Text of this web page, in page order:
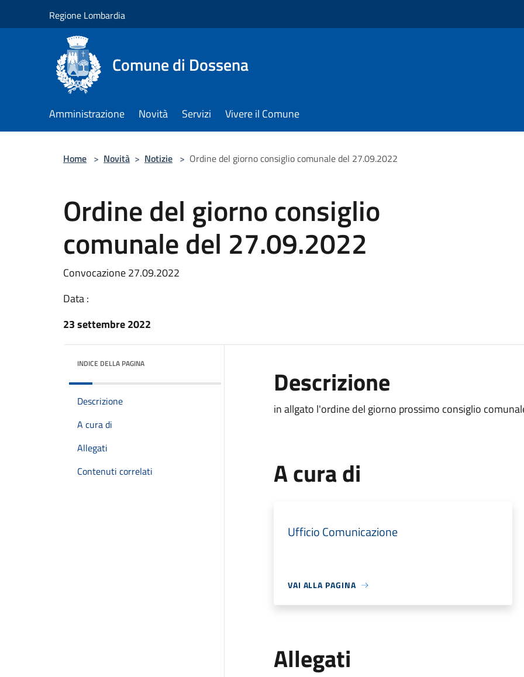
Regione Lombardia
Comune di Dossena
Amministrazione Novità Servizi Vivere il Comune
Home > Novità > Notizie > Ordine del giorno consiglio comunale del 27.09.2022
Ordine del giorno consiglio
comunale del 27.09.2022
Convocazione 27.09.2022
Data :
23 settembre 2022
INDICE DELLA PAGINA
Descrizione
A cura di
Allegati
Contenuti correlati
Descrizione
in allgato l'ordine del giorno prossimo consiglio
A cura di
Ufficio Comunicazione
VAI ALLA PAGINA
Allegati